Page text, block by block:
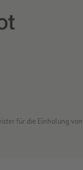
für die Einholung